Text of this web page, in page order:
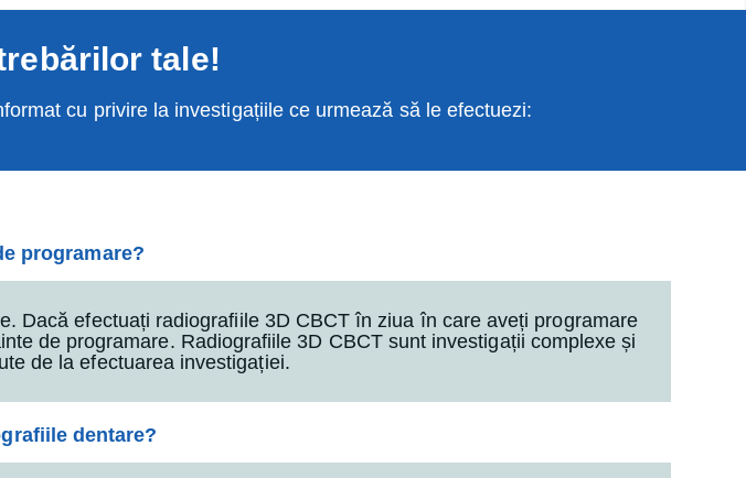
tale!
cu privire la investigațiile ce urmează să le efectuezi:
programare?
Dacă efectuați radiografiile 3D CBCT în ziua în care aveți programare
de programare. Radiografiile 3D CBCT sunt investigații complexe și
de la efectuarea investigației.
dentare?